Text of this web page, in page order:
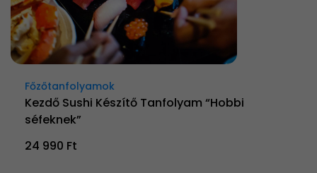
Főzőtanfolyamok
Kezdő Sushi Készítő Tanfolyam “Hobbi
séfeknek”
24 990 Ft